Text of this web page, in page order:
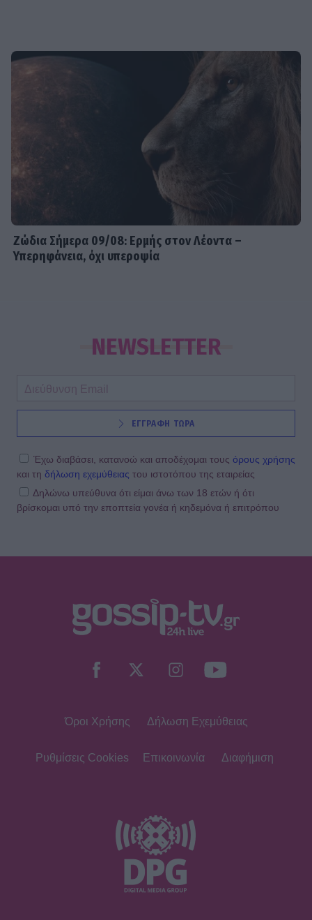
Ζώδια Σήμερα 09/08: Ερμής στον Λέοντα –
Υπερηφάνεια, όχι υπεροψία
NEWSLETTER
ΕΓΓΡΑΦΗ ΤΩΡΑ
Έχω διαβάσει, κατανοώ και αποδέχομαι τους όρους χρήσης
και τη δήλωση εχεμύθειας του ιστοτόπου της εταιρείας
Δηλώνω υπεύθυνα ότι είμαι άνω των 18 ετών ή ότι
βρίσκομαι υπό την εποπτεία γονέα ή κηδεμόνα ή επιτρόπου
Όροι Χρήσης Δήλωση Εχεμύθειας
Ρυθμίσεις Cookies Επικοινωνία Διαφήμιση